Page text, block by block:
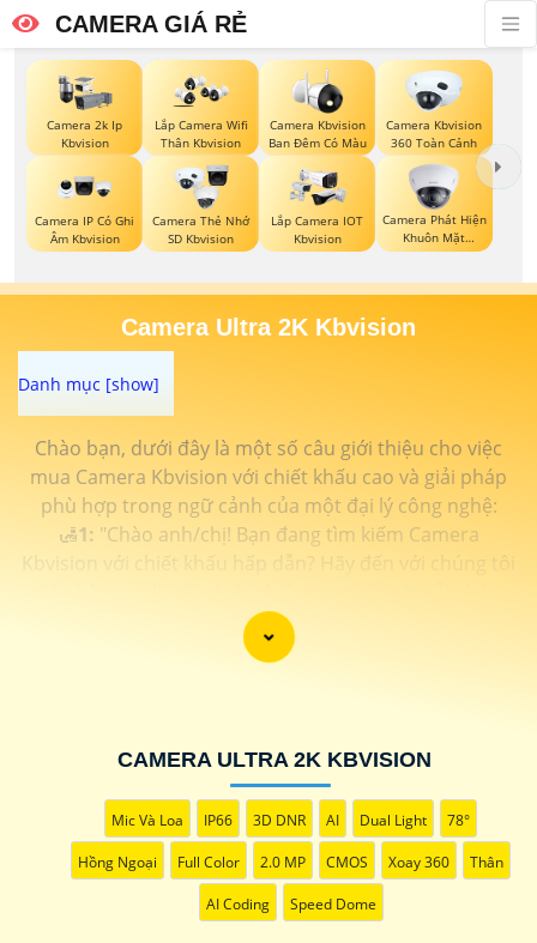
CAMERA GIÁ RẺ
Camera 2k Ip
Kbvision
Lắp Camera Wifi
Thân Kbvision
Camera Kbvision
Ban Đêm Có Màu
Camera Kbvision
360 Toàn Cảnh
Camera IP Có Ghi
Âm Kbvision
Camera Thẻ Nhớ
SD Kbvision
Lắp Camera IOT
Kbvision
Camera Phát Hiện
Khuôn Mặt
Kbvision
Camera Ultra 2K Kbvision
Chào bạn, dưới đây là một số câu giới thiệu cho việc
mua Camera Kbvision với chiết khấu cao và giải pháp
phù hợp trong ngữ cảnh của một đại lý công nghệ:
🛃1: "Chào anh/chị! Bạn đang tìm kiếm Camera
Kbvision với chiết khấu hấp dẫn? Hãy đến với chúng tôi
chính xác nhất cho nhu cầu an ninh của bạn!"
"Bạn muốn mua Camera Kbvision với giá ưu đãi và
chính hãng với chiết khấu cao nhất trên thị trường. Hãy
đến với chúng tôi để trải nghiệm dịch vụ tốt nhất và
nhận được sự tư vấn chuyên nghiệp về giải pháp an
ninh cần thiết!"
Hy vọng những câu giới thiệu trên sẽ giúp bạn thành
công trong việc tiếp cận khách hàng và tăng cơ hội bán
CAMERA ULTRA 2K KBVISION
Mic Và Loa IP66 3D DNR AI Dual Light 78°
Hồng Ngoại Full Color 2.0 MP CMOS Xoay 360 Thân
AI Coding Speed Dome